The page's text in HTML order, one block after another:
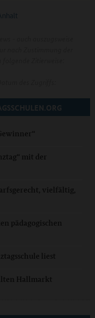
mit der
vielfältig,
pädagogischen
liest
Hallmarkt